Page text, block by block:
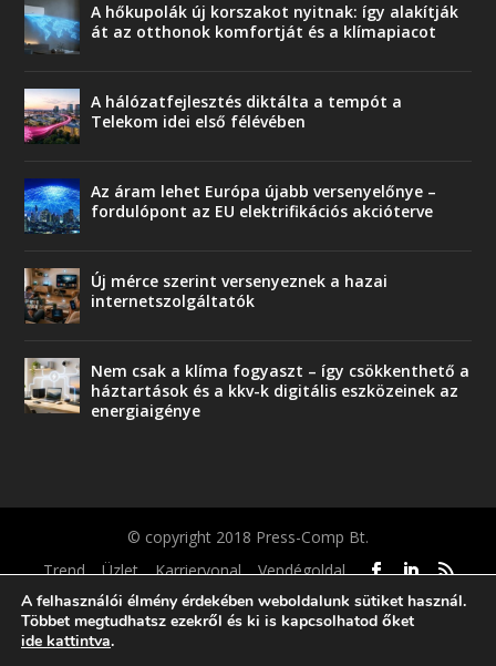
A hőkupolák új korszakot nyitnak: így alakítják
át az otthonok komfortját és a klímapiacot
A hálózatfejlesztés diktálta a tempót a
Telekom idei első félévében
Az áram lehet Európa újabb versenyelőnye –
fordulópont az EU elektrifikációs akcióterve
Új mérce szerint versenyeznek a hazai
internetszolgáltatók
Nem csak a klíma fogyaszt – így csökkenthető a
háztartások és a kkv-k digitális eszközeinek az
energiaigénye
© copyright 2018 Press-Comp Bt.
Trend
Üzlet Karriervonal
Vendégoldal
A felhasználói élmény érdekében weboldalunk sütiket használ.
Többet megtudhatsz ezekről és ki is kapcsolhatod őket
ide kattintva.